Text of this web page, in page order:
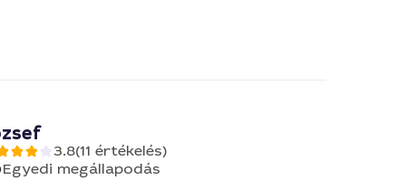
3.8(11 értékelés)
Egyedi megállapodás